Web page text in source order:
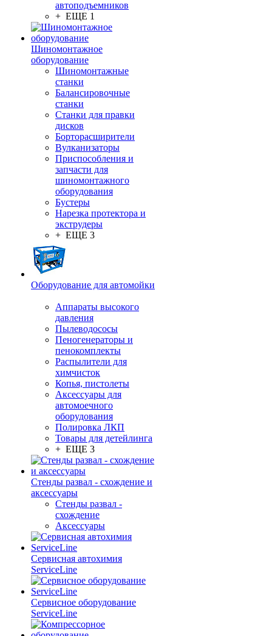
автоподъемников
+ ЕЩЕ 1
Шиномонтажное
оборудование
Шиномонтажные
станки
Балансировочные
станки
Станки для правки
дисков
Борторасширители
Вулканизаторы
Приспособления и
запчасти для
шиномонтажного
оборудования
Бустеры
Нарезка протектора и
экструдеры
+ ЕЩЕ 3
Оборудование для автомойки
Аппараты высокого
давления
Пылеводососы
Пеногенераторы и
пенокомплекты
Распылители для
химчисток
Копья, пистолеты
Аксессуары для
автомоечного
оборудования
Полировка ЛКП
Товары для детейлинга
+ ЕЩЕ 3
Стенды развал - схождение и
аксессуары
Стенды развал -
схождение
Аксессуары
Сервисная автохимия
ServiceLine
Сервисное оборудование
ServiceLine